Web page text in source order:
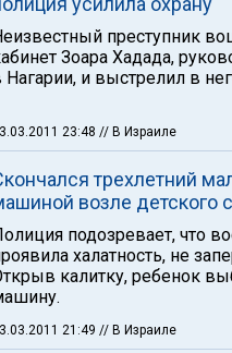
преступник
Зоара Хадада,
Нагарии, и выстрелил в
23:48 // В Израиле
трехлетний
возле
подозревает, что
халатность, не
калитку, ребенок
21:49 // В Израиле